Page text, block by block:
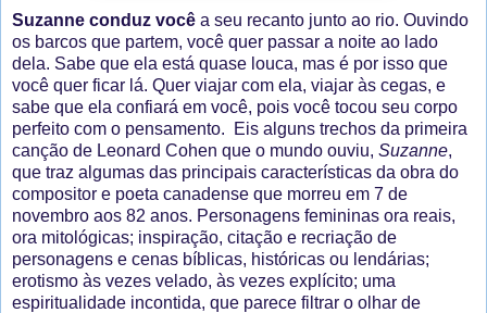
Suzanne conduz você a seu recanto junto ao rio. Ouvindo
os barcos que partem, você quer passar a noite ao lado
dela. Sabe que ela está quase louca, mas é por isso que
você quer ficar lá. Quer viajar com ela, viajar às cegas, e
sabe que ela confiará em você, pois você tocou seu corpo
perfeito com o pensamento. Eis alguns trechos da primeira
canção de Leonard Cohen que o mundo ouviu, Suzanne,
que traz algumas das principais características da obra do
compositor e poeta canadense que morreu em 7 de
novembro aos 82 anos. Personagens femininas ora reais,
ora mitológicas; inspiração, citação e recriação de
personagens e cenas bíblicas, históricas ou lendárias;
erotismo às vezes velado, às vezes explícito; uma
espiritualidade incontida, que parece filtrar o olhar de